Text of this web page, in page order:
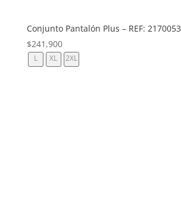
Conjunto Pantalón Plus – REF: 2170053
$241,900
L XL 2XL